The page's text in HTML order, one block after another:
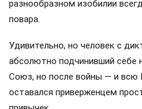
разнообразном изобилии
повара.
Удивительно, но человек с
абсолютно подчинивший себе
Союз, но после войны — и всю
оставался приверженцем